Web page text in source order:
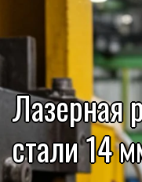
Лазерная
стали 14